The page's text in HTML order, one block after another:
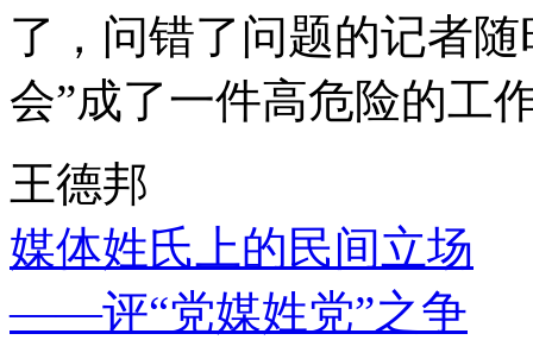
了，问错了问题的记者
会”成了一件高危险的工
王德邦
媒体姓氏上的民间立场
——评“党媒姓党”之争